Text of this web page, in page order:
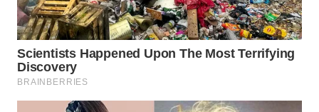
WN
TAPANULI
UTARA
WN